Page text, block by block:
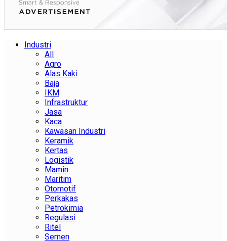
Industri
All
Agro
Alas Kaki
Baja
IKM
Infrastruktur
Jasa
Kaca
Kawasan Industri
Keramik
Kertas
Logistik
Mamin
Maritim
Otomotif
Perkakas
Petrokimia
Regulasi
Ritel
Semen